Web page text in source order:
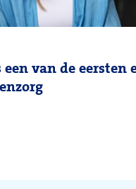
van de eersten